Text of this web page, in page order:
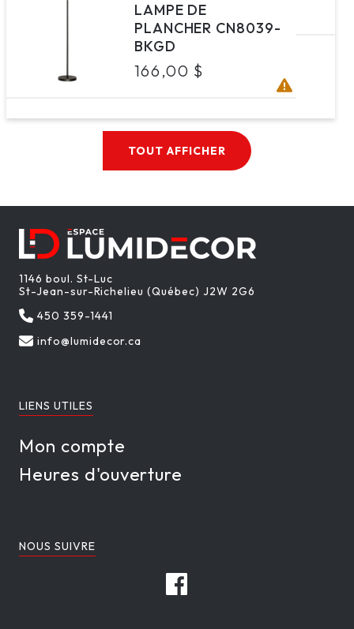
LAMPE DE
PLANCHER CN8039-
BKGD
Prix
166,00 $
TOUT AFFICHER
1146 boul. St-Luc
St-Jean-sur-Richelieu (Québec) J2W 2G6
450 359-1441
info@lumidecor.ca
LIENS UTILES
Mon compte
Heures d'ouverture
NOUS SUIVRE
Facebook